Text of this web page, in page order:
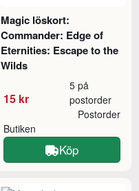
Magic löskort:
Commander: Edge of
Eternities: Escape to the
Wilds
15 kr
5 på
postorder
Butiken
Postorder
Köp